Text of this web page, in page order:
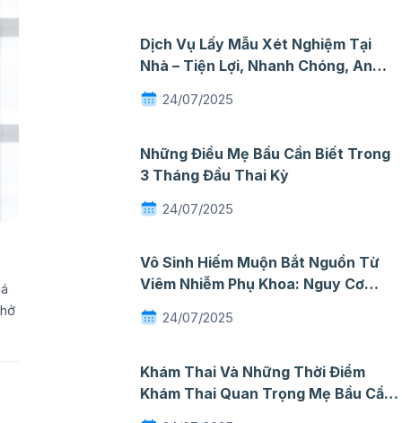
Dịch Vụ Lấy Mẫu Xét Nghiệm Tại
Nhà – Tiện Lợi, Nhanh Chóng, An
Toàn
24/07/2025
Những Điều Mẹ Bầu Cần Biết Trong
3 Tháng Đầu Thai Kỳ
24/07/2025
Vô Sinh Hiếm Muộn Bắt Nguồn Từ
Viêm Nhiễm Phụ Khoa: Nguy Cơ
Thầm Lặng Mà Nhiều Phụ Nữ Chủ
Quan
24/07/2025
Khám Thai Và Những Thời Điểm
Khám Thai Quan Trọng Mẹ Bầu Cần
Ghi Nhớ